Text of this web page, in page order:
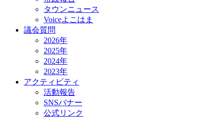
タウンニュース
Voiceよこはま
議会質問
2026年
2025年
2024年
2023年
アクティビティ
活動報告
SNSバナー
公式リンク